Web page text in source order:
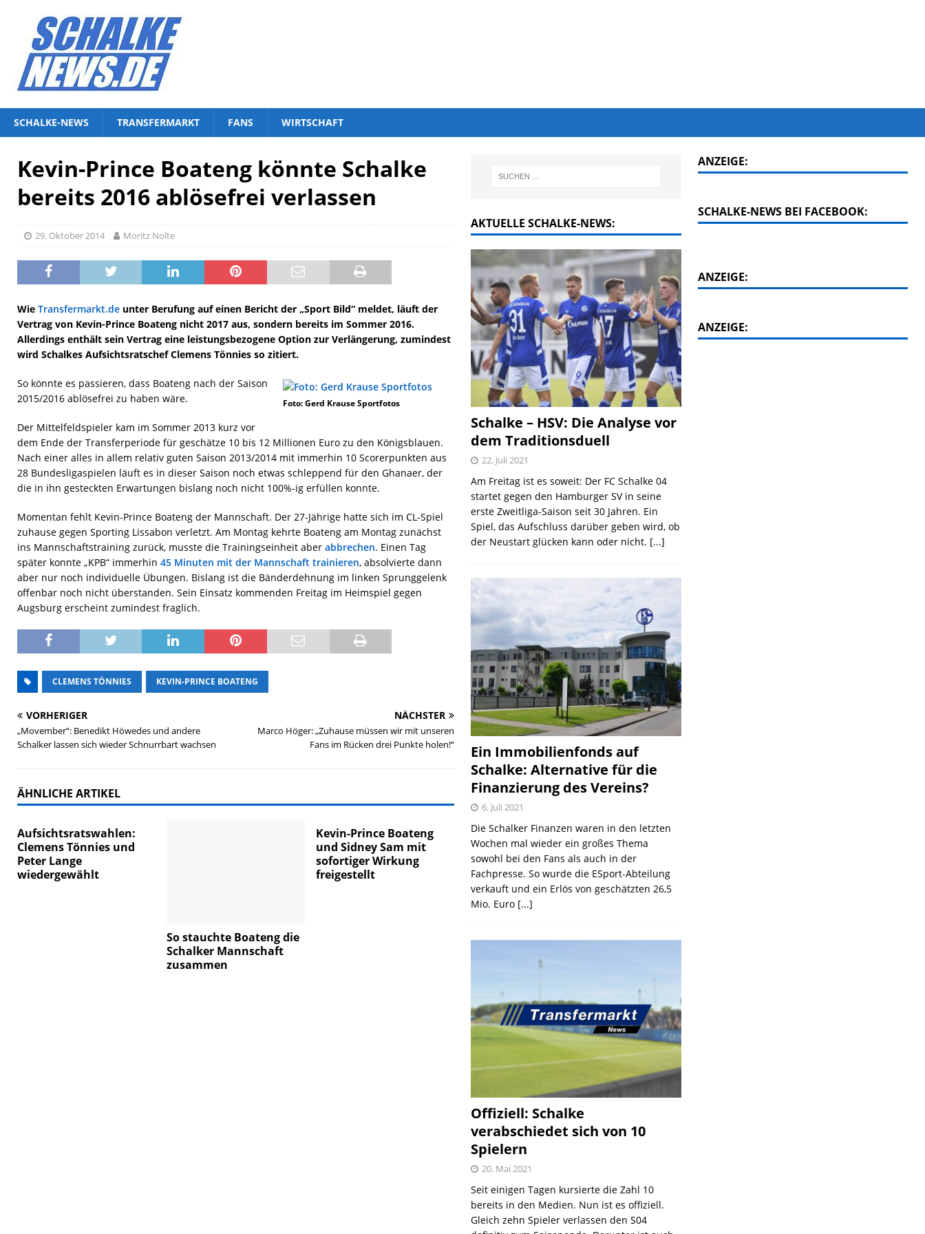
SCHALKE-NEWS TRANSFERMARKT FANS WIRTSCHAFT
Kevin-Prince Boateng könnte Schalke
bereits 2016 ablösefrei verlassen
29. Oktober 2014 Moritz Nolte
Wie Transfermarkt.de unter Berufung auf einen Bericht der „Sport Bild“ meldet, läuft der
Vertrag von Kevin-Prince Boateng nicht 2017 aus, sondern bereits im Sommer 2016.
Allerdings enthält sein Vertrag eine leistungsbezogene Option zur Verlängerung, zumindest
wird Schalkes Aufsichtsratschef Clemens Tönnies so zitiert.
Foto: Gerd Krause Sportfotos
So könnte es passieren, dass Boateng nach der Saison
2015/2016 ablösefrei zu haben wäre.
Der Mittelfeldspieler kam im Sommer 2013 kurz vor
dem Ende der Transferperiode für geschätze 10 bis 12 Millionen Euro zu den Königsblauen.
Nach einer alles in allem relativ guten Saison 2013/2014 mit immerhin 10 Scorerpunkten aus
28 Bundesligaspielen läuft es in dieser Saison noch etwas schleppend für den Ghanaer, der
die in ihn gesteckten Erwartungen bislang noch nicht 100%-ig erfüllen konnte.
Momentan fehlt Kevin-Prince Boateng der Mannschaft. Der 27-Jährige hatte sich im CL-Spiel
zuhause gegen Sporting Lissabon verletzt. Am Montag kehrte Boateng am Montag zunächst
ins Mannschaftstraining zurück, musste die Trainingseinheit aber abbrechen. Einen Tag
später konnte „KPB“ immerhin 45 Minuten mit der Mannschaft trainieren, absolvierte dann
aber nur noch individuelle Übungen. Bislang ist die Bänderdehnung im linken Sprunggelenk
offenbar noch nicht überstanden. Sein Einsatz kommenden Freitag im Heimspiel gegen
Augsburg erscheint zumindest fraglich.
CLEMENS TÖNNIES KEVIN-PRINCE BOATENG
VORHERIGER
„Movember“: Benedikt Höwedes und andere
Schalker lassen sich wieder Schnurrbart wachsen
NÄCHSTER
Marco Höger: „Zuhause müssen wir mit unseren
Fans im Rücken drei Punkte holen!“
ÄHNLICHE ARTIKEL
Aufsichtsratswahlen:
Clemens Tönnies und
Peter Lange
wiedergewählt
So stauchte Boateng die
Schalker Mannschaft
zusammen
Kevin-Prince Boateng
und Sidney Sam mit
sofortiger Wirkung
freigestellt
AKTUELLE SCHALKE-NEWS:
Schalke – HSV: Die Analyse vor
dem Traditionsduell
22. Juli 2021
Am Freitag ist es soweit: Der FC Schalke 04
startet gegen den Hamburger SV in seine
erste Zweitliga-Saison seit 30 Jahren. Ein
Spiel, das Aufschluss darüber geben wird, ob
der Neustart glücken kann oder nicht. [...]
Ein Immobilienfonds auf
Schalke: Alternative für die
Finanzierung des Vereins?
6. Juli 2021
Die Schalker Finanzen waren in den letzten
Wochen mal wieder ein großes Thema
sowohl bei den Fans als auch in der
Fachpresse. So wurde die ESport-Abteilung
verkauft und ein Erlös von geschätzten 26,5
Mio. Euro [...]
Offiziell: Schalke
verabschiedet sich von 10
Spielern
20. Mai 2021
Seit einigen Tagen kursierte die Zahl 10
bereits in den Medien. Nun ist es offiziell.
Gleich zehn Spieler verlassen den S04
ANZEIGE:
SCHALKE-NEWS BEI FACEBOOK:
ANZEIGE:
ANZEIGE: